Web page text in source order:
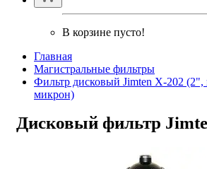
В корзине пусто!
Главная
Магистральные фильтры
Фильтр дисковый Jimten Х-202 (2",
микрон)
Дисковый фильтр